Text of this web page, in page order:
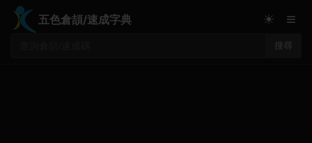
五色倉頡/速成字典
搜尋
☀ ≡